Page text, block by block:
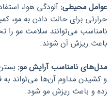
عوامل محیطی:آلودگی هوا،
حرارتی برای حالت دادن به مو،
نامناسب می‌توانند سلامت مو را
باعث ریزش آن شوند.
مدل‌های نامناسب آرایش مو:
و کشیدن مداوم آن‌ها می‌تواند
زده و باعث ریزش مو شود.